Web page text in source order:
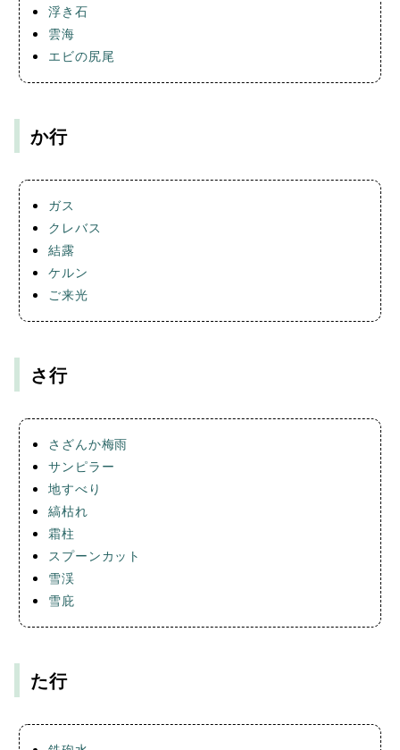
浮き石
雲海
エビの尻尾
か行
ガス
クレバス
結露
ケルン
ご来光
さ行
さざんか梅雨
サンピラー
地すべり
縞枯れ
霜柱
スプーンカット
雪渓
雪庇
た行